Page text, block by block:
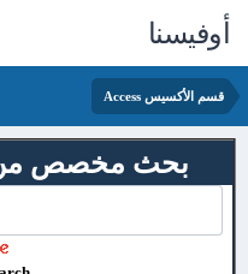
أوفيسنا
قسم الأكسيس Access
بحث مخصص من